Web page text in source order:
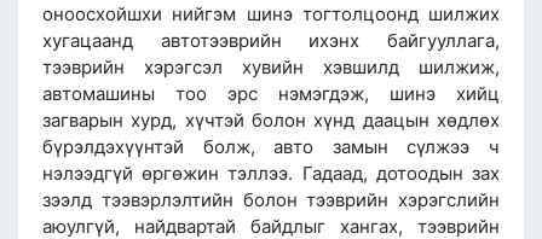
оноосхойшхи нийгэм шинэ тогтолцоонд шилжих
хугацаанд автотээврийн ихэнх байгууллага,
тээврийн хэрэгсэл хувийн хэвшилд шилжиж,
автомашины тоо эрс нэмэгдэж, шинэ хийц
загварын хурд, хүчтэй болон хүнд даацын хөдлөх
бүрэлдэхүүнтэй болж, авто замын сүлжээ ч
нэлээдгүй өргөжин тэллээ. Гадаад, дотоодын зах
зээлд тээвэрлэлтийн болон тээврийн хэрэгслийн
аюулгүй, найдвартай байдлыг хангах, тээврийн